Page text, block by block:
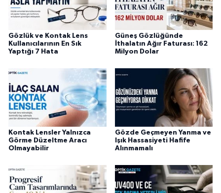
Gözlük ve Kontak Lens
Kullanıcılarının En Sık
Yaptığı 7 Hata
Güneş Gözlüğünde
İthalatın Ağır Faturası: 162
Milyon Dolar
Kontak Lensler Yalnızca
Görme Düzeltme Aracı
Olmayabilir
Gözde Geçmeyen Yanma ve
Işık Hassasiyeti Hafife
Alınmamalı